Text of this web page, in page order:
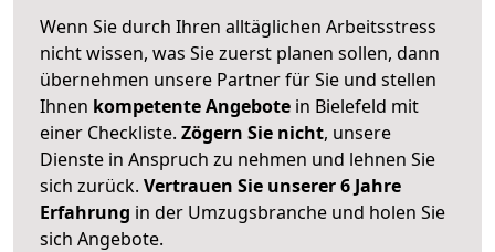
Wenn Sie durch Ihren alltäglichen Arbeitsstress
nicht wissen, was Sie zuerst planen sollen, dann
übernehmen unsere Partner für Sie und stellen
Ihnen kompetente Angebote in Bielefeld mit
einer Checkliste. Zögern Sie nicht, unsere
Dienste in Anspruch zu nehmen und lehnen Sie
sich zurück. Vertrauen Sie unserer 6 Jahre
Erfahrung in der Umzugsbranche und holen Sie
sich Angebote.